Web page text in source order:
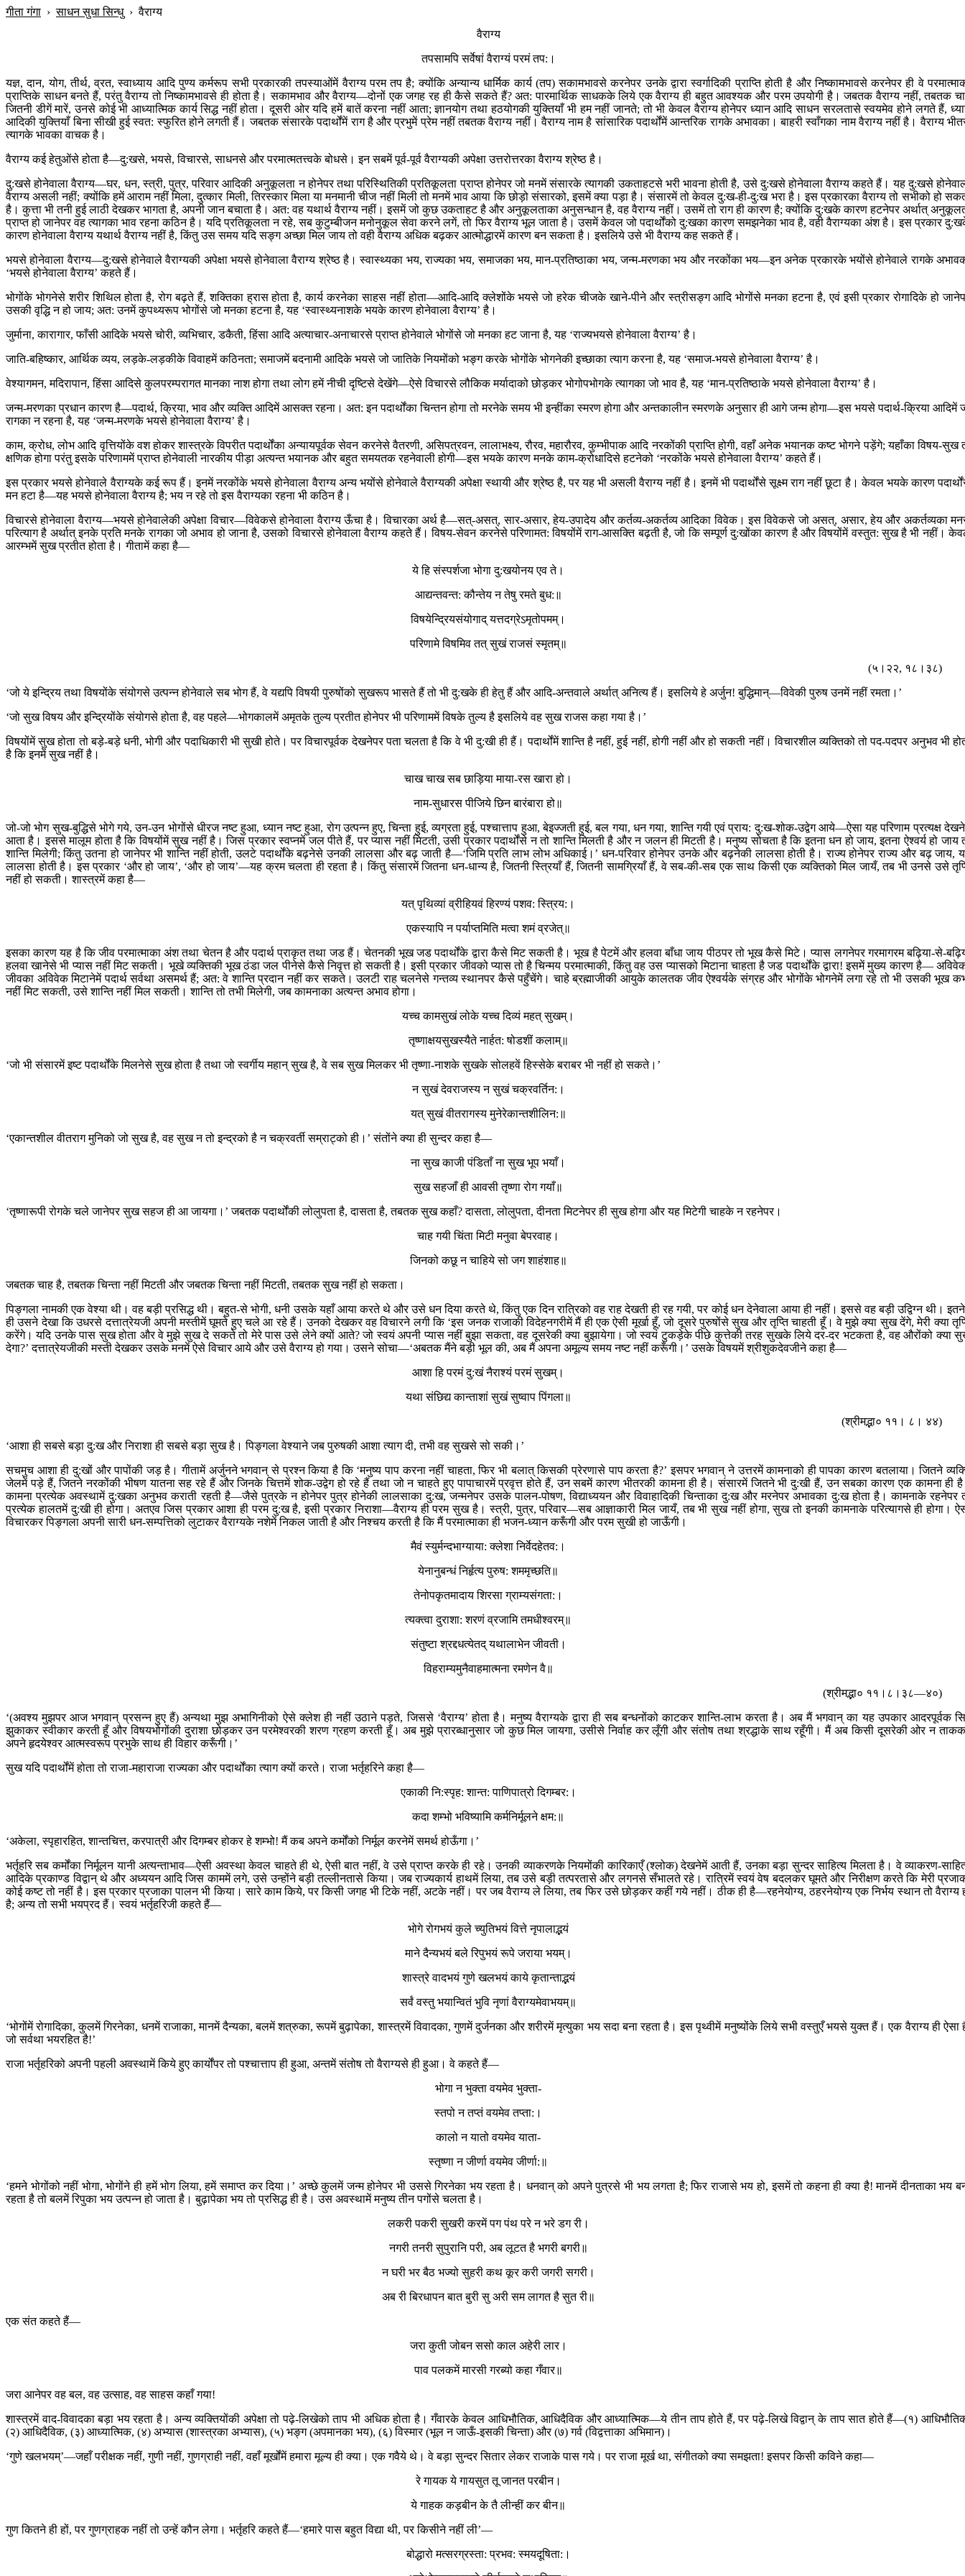
गीता गंगा ›साधन सुधा सिन्धु›वैराग्य
वैराग्य
तपसामपि सर्वेषां वैराग्यं परमं तप:।
यज्ञ, दान, योग, तीर्थ, व्रत, स्वाध्याय आदि पुण्य कर्मरूप सभी प्रकारकी तपस्याओंमें वैराग्य परम तप है; क्योंकि अन्यान्य धार्मिक कार्य (तप) सकामभावसे करनेपर उनके द्वारा स्वर्गादिकी प्राप्ति होती है और निष्कामभावसे करनेपर ही वे
प्राप्तिके साधन बनते हैं, परंतु वैराग्य तो निष्कामभावसे ही होता है। सकामभाव और वैराग्य—दोनों एक जगह रह ही कैसे सकते हैं? अत: पारमार्थिक साधकके लिये एक वैराग्य ही बहुत आवश्यक और परम उपयोगी है। जबतक वैराग्य नहीं, तबतक
जितनी डीगें मारें, उनसे कोई भी आध्यात्मिक कार्य सिद्ध नहीं होता। दूसरी ओर यदि हमें बातें करना नहीं आता; ज्ञानयोग तथा हठयोगकी युक्तियाँ भी हम नहीं जानते; तो भी केवल वैराग्य होनेपर ध्यान आदि साधन सरलतासे स्वयमेव होने लगते हैं,
आदिकी युक्तियाँ बिना सीखी हुई स्वत: स्फुरित होने लगती हैं। जबतक संसारके पदार्थोंमें राग है और प्रभुमें प्रेम नहीं तबतक वैराग्य नहीं। वैराग्य नाम है सांसारिक पदार्थोंमें आन्तरिक रागके अभावका। बाहरी स्वाँगका नाम वैराग्य नहीं है। वैराग्य
त्यागके भावका वाचक है।
वैराग्य कई हेतुओंसे होता है—दु:खसे, भयसे, विचारसे, साधनसे और परमात्मतत्त्वके बोधसे। इन सबमें पूर्व-पूर्व वैराग्यकी अपेक्षा उत्तरोत्तरका वैराग्य श्रेष्ठ है।
दु:खसे होनेवाला वैराग्य—घर, धन, स्त्री, पुत्र, परिवार आदिकी अनुकूलता न होनेपर तथा परिस्थितिकी प्रतिकूलता प्राप्त होनेपर जो मनमें संसारके त्यागकी उकताहटसे भरी भावना होती है, उसे दु:खसे होनेवाला वैराग्य कहते हैं। यह दु:खसे
वैराग्य असली नहीं; क्योंकि हमें आराम नहीं मिला, दुत्कार मिली, तिरस्कार मिला या मनमानी चीज नहीं मिली तो मनमें भाव आया कि छोड़ो संसारको, इसमें क्या पड़ा है। संसारमें तो केवल दु:ख-ही-दु:ख भरा है। इस प्रकारका वैराग्य तो सभीको हो
है। कुत्ता भी तनी हुई लाठी देखकर भागता है, अपनी जान बचाता है। अत: वह यथार्थ वैराग्य नहीं। इसमें जो कुछ उकताहट है और अनुकूलताका अनुसन्धान है, वह वैराग्य नहीं। उसमें तो राग ही कारण है; क्योंकि दु:खके कारण हटनेपर अर्थात्
प्राप्त हो जानेपर वह त्यागका भाव रहना कठिन है। यदि प्रतिकूलता न रहे, सब कुटुम्बीजन मनोनुकूल सेवा करने लगें, तो फिर वैराग्य भूल जाता है। उसमें केवल जो पदार्थोंको दु:खका कारण समझनेका भाव है, वही वैराग्यका अंश है। इस प्रकार
कारण होनेवाला वैराग्य यथार्थ वैराग्य नहीं है, किंतु उस समय यदि सङ्ग अच्छा मिल जाय तो वही वैराग्य अधिक बढ़कर आत्मोद्धारमें कारण बन सकता है। इसलिये उसे भी वैराग्य कह सकते हैं।
भयसे होनेवाला वैराग्य—दु:खसे होनेवाले वैराग्यकी अपेक्षा भयसे होनेवाला वैराग्य श्रेष्ठ है। स्वास्थ्यका भय, राज्यका भय, समाजका भय, मान-प्रतिष्ठाका भय, जन्म-मरणका भय और नरकोंका भय—इन अनेक प्रकारके भयोंसे होनेवाले रागके
‘भयसे होनेवाला वैराग्य’ कहते हैं।
भोगोंके भोगनेसे शरीर शिथिल होता है, रोग बढ़ते हैं, शक्तिका ह्रास होता है, कार्य करनेका साहस नहीं होता—आदि-आदि क्लेशोंके भयसे जो हरेक चीजके खाने-पीने और स्त्रीसङ्ग आदि भोगोंसे मनका हटना है, एवं इसी प्रकार रोगादिके हो
उसकी वृद्धि न हो जाय; अत: उनमें कुपथ्यरूप भोगोंसे जो मनका हटना है, यह ‘स्वास्थ्यनाशके भयके कारण होनेवाला वैराग्य’ है।
जुर्माना, कारागार, फाँसी आदिके भयसे चोरी, व्यभिचार, डकैती, हिंसा आदि अत्याचार-अनाचारसे प्राप्त होनेवाले भोगोंसे जो मनका हट जाना है, यह ‘राज्यभयसे होनेवाला वैराग्य’ है।
जाति-बहिष्कार, आर्थिक व्यय, लड़के-लड़कीके विवाहमें कठिनता; समाजमें बदनामी आदिके भयसे जो जातिके नियमोंको भङ्ग करके भोगोंके भोगनेकी इच्छाका त्याग करना है, यह ‘समाज-भयसे होनेवाला वैराग्य’ है।
वेश्यागमन, मदिरापान, हिंसा आदिसे कुलपरम्परागत मानका नाश होगा तथा लोग हमें नीची दृष्टिसे देखेंगे—ऐसे विचारसे लौकिक मर्यादाको छोड़कर भोगोपभोगके त्यागका जो भाव है, यह ‘मान-प्रतिष्ठाके भयसे होनेवाला वैराग्य’ है।
जन्म-मरणका प्रधान कारण है—पदार्थ, क्रिया, भाव और व्यक्ति आदिमें आसक्त रहना। अत: इन पदार्थोंका चिन्तन होगा तो मरनेके समय भी इन्हींका स्मरण होगा और अन्तकालीन स्मरणके अनुसार ही आगे जन्म होगा—इस भयसे पदार्थ-क्रिया आदिमें
रागका न रहना है, यह ‘जन्म-मरणके भयसे होनेवाला वैराग्य’ है।
काम, क्रोध, लोभ आदि वृत्तियोंके वश होकर शास्त्रके विपरीत पदार्थोंका अन्यायपूर्वक सेवन करनेसे वैतरणी, असिपत्रवन, लालाभक्ष्य, रौरव, महारौरव, कुम्भीपाक आदि नरकोंकी प्राप्ति होगी, वहाँ अनेक भयानक कष्ट भोगने पड़ेंगे; यहाँका विषय-सुख
क्षणिक होगा परंतु इसके परिणाममें प्राप्त होनेवाली नारकीय पीड़ा अत्यन्त भयानक और बहुत समयतक रहनेवाली होगी—इस भयके कारण मनके काम-क्रोधादिसे हटनेको ‘नरकोंके भयसे होनेवाला वैराग्य’ कहते हैं।
इस प्रकार भयसे होनेवाले वैराग्यके कई रूप हैं। इनमें नरकोंके भयसे होनेवाला वैराग्य अन्य भयोंसे होनेवाले वैराग्यकी अपेक्षा स्थायी और श्रेष्ठ है, पर यह भी असली वैराग्य नहीं है। इनमें भी पदार्थोंसे सूक्ष्म राग नहीं छूटा है। केवल भयके कारण
मन हटा है—यह भयसे होनेवाला वैराग्य है; भय न रहे तो इस वैराग्यका रहना भी कठिन है।
विचारसे होनेवाला वैराग्य—भयसे होनेवालेकी अपेक्षा विचार—विवेकसे होनेवाला वैराग्य ऊँचा है। विचारका अर्थ है—सत्-असत्, सार-असार, हेय-उपादेय और कर्तव्य-अकर्तव्य आदिका विवेक। इस विवेकसे जो असत्, असार, हेय और अकर्तव्यका
परित्याग है अर्थात् इनके प्रति मनके रागका जो अभाव हो जाना है, उसको विचारसे होनेवाला वैराग्य कहते हैं। विषय-सेवन करनेसे परिणामत: विषयोंमें राग-आसक्ति बढ़ती है, जो कि सम्पूर्ण दु:खोंका कारण है और विषयोंमें वस्तुत: सुख है भी नहीं।
आरम्भमें सुख प्रतीत होता है। गीतामें कहा है—
ये हि संस्पर्शजा भोगा दु:खयोनय एव ते।
आद्यन्तवन्त: कौन्तेय न तेषु रमते बुध:॥
विषयेन्द्रियसंयोगाद् यत्तदग्रेऽमृतोपमम्।
परिणामे विषमिव तत् सुखं राजसं स्मृतम्॥
(५।२२, १८।३८)
‘जो ये इन्द्रिय तथा विषयोंके संयोगसे उत्पन्न होनेवाले सब भोग हैं, वे यद्यपि विषयी पुरुषोंको सुखरूप भासते हैं तो भी दु:खके ही हेतु हैं और आदि-अन्तवाले अर्थात् अनित्य हैं। इसलिये हे अर्जुन! बुद्धिमान्—विवेकी पुरुष उनमें नहीं रमता।’
‘जो सुख विषय और इन्द्रियोंके संयोगसे होता है, वह पहले—भोगकालमें अमृतके तुल्य प्रतीत होनेपर भी परिणाममें विषके तुल्य है इसलिये वह सुख राजस कहा गया है।’
विषयोंमें सुख होता तो बड़े-बड़े धनी, भोगी और पदाधिकारी भी सुखी होते। पर विचारपूर्वक देखनेपर पता चलता है कि वे भी दु:खी ही हैं। पदार्थोंमें शान्ति है नहीं, हुई नहीं, होगी नहीं और हो सकती नहीं। विचारशील व्यक्तिको तो पद-पदपर अनुभव भी
है कि इनमें सुख नहीं है।
चाख चाख सब छाड़िया माया-रस खारा हो।
नाम-सुधारस पीजिये छिन बारंबारा हो॥
जो-जो भोग सुख-बुद्धिसे भोगे गये, उन-उन भोगोंसे धीरज नष्ट हुआ, ध्यान नष्ट हुआ, रोग उत्पन्न हुए, चिन्ता हुई, व्यग्रता हुई, पश्चात्ताप हुआ, बेइज्जती हुई, बल गया, धन गया, शान्ति गयी एवं प्राय: दु:ख-शोक-उद्वेग आये—ऐसा यह परिणाम प्रत्यक्ष
आता है। इससे मालूम होता है कि विषयोंमें सुख नहीं है। जिस प्रकार स्वप्नमें जल पीते हैं, पर प्यास नहीं मिटती, उसी प्रकार पदार्थोंसे न तो शान्ति मिलती है और न जलन ही मिटती है। मनुष्य सोचता है कि इतना धन हो जाय, इतना ऐश्वर्य हो जाय
शान्ति मिलेगी; किंतु उतना हो जानेपर भी शान्ति नहीं होती, उलटे पदार्थोंके बढ़नेसे उनकी लालसा और बढ़ जाती है—‘जिमि प्रति लाभ लोभ अधिकाई।’ धन-परिवार होनेपर उनके और बढ़नेकी लालसा होती है। राज्य होनेपर राज्य और बढ़ जाय,
लालसा होती है। इस प्रकार ‘और हो जाय’, ‘और हो जाय’—यह क्रम चलता ही रहता है। किंतु संसारमें जितना धन-धान्य है, जितनी स्त्रियाँ हैं, जितनी सामग्रियाँ हैं, वे सब-की-सब एक साथ किसी एक व्यक्तिको मिल जायँ, तब भी उनसे उसे
नहीं हो सकती। शास्त्रमें कहा है—
यत् पृथिव्यां व्रीहियवं हिरण्यं पशव: स्त्रिय:।
एकस्यापि न पर्याप्तमिति मत्वा शमं व्रजेत्॥
इसका कारण यह है कि जीव परमात्माका अंश तथा चेतन है और पदार्थ प्राकृत तथा जड हैं। चेतनकी भूख जड पदार्थोंके द्वारा कैसे मिट सकती है। भूख है पेटमें और हलवा बाँधा जाय पीठपर तो भूख कैसे मिटे। प्यास लगनेपर गरमागरम बढ़िया-से-
हलवा खानेसे भी प्यास नहीं मिट सकती। भूखे व्यक्तिकी भूख ठंडा जल पीनेसे कैसे निवृत्त हो सकती है। इसी प्रकार जीवको प्यास तो है चिन्मय परमात्माकी, किंतु वह उस प्यासको मिटाना चाहता है जड पदार्थोंके द्वारा! इसमें मुख्य कारण है—
जीवका अविवेक मिटानेमें पदार्थ सर्वथा असमर्थ हैं; अत: वे शान्ति प्रदान नहीं कर सकते। उलटी राह चलनेसे गन्तव्य स्थानपर कैसे पहुँचेंगे। चाहे ब्रह्माजीकी आयुके कालतक जीव ऐश्वर्यके संग्रह और भोगोंके भोगनेमें लगा रहे तो भी उसकी भूख
नहीं मिट सकती, उसे शान्ति नहीं मिल सकती। शान्ति तो तभी मिलेगी, जब कामनाका अत्यन्त अभाव होगा।
यच्च कामसुखं लोके यच्च दिव्यं महत् सुखम्।
तृष्णाक्षयसुखस्यैते नार्हत: षोडशीं कलाम्॥
‘जो भी संसारमें इष्ट पदार्थोंके मिलनेसे सुख होता है तथा जो स्वर्गीय महान् सुख है, वे सब सुख मिलकर भी तृष्णा-नाशके सुखके सोलहवें हिस्सेके बराबर भी नहीं हो सकते।’
न सुखं देवराजस्य न सुखं चक्रवर्तिन:।
यत् सुखं वीतरागस्य मुनेरेकान्तशीलिन:॥
‘एकान्तशील वीतराग मुनिको जो सुख है, वह सुख न तो इन्द्रको है न चक्रवर्ती सम्राट्को ही।’ संतोंने क्या ही सुन्दर कहा है—
ना सुख काजी पंडिताँ ना सुख भूप भयाँ।
सुख सहजाँ ही आवसी तृष्णा रोग गयाँ॥
‘तृष्णारूपी रोगके चले जानेपर सुख सहज ही आ जायगा।’ जबतक पदार्थोंकी लोलुपता है, दासता है, तबतक सुख कहाँ? दासता, लोलुपता, दीनता मिटनेपर ही सुख होगा और यह मिटेगी चाहके न रहनेपर।
चाह गयी चिंता मिटी मनुवा बेपरवाह।
जिनको कछू न चाहिये सो जग शाहंशाह॥
जबतक चाह है, तबतक चिन्ता नहीं मिटती और जबतक चिन्ता नहीं मिटती, तबतक सुख नहीं हो सकता।
पिङ्गला नामकी एक वेश्या थी। वह बड़ी प्रसिद्ध थी। बहुत-से भोगी, धनी उसके यहाँ आया करते थे और उसे धन दिया करते थे, किंतु एक दिन रात्रिको वह राह देखती ही रह गयी, पर कोई धन देनेवाला आया ही नहीं। इससे वह बड़ी उद्विग्न थी।
ही उसने देखा कि उधरसे दत्तात्रेयजी अपनी मस्तीमें घूमते हुए चले आ रहे हैं। उनको देखकर वह विचारने लगी कि ‘इस जनक राजाकी विदेहनगरीमें मैं ही एक ऐसी मूर्खा हूँ, जो दूसरे पुरुषोंसे सुख और तृप्ति चाहती हूँ। वे मुझे क्या सुख देंगे, मेरी क्या
करेंगे। यदि उनके पास सुख होता और वे मुझे सुख दे सकते तो मेरे पास उसे लेने क्यों आते? जो स्वयं अपनी प्यास नहीं बुझा सकता, वह दूसरेकी क्या बुझायेगा। जो स्वयं टुकड़ेके पीछे कुत्तेकी तरह सुखके लिये दर-दर भटकता है, वह औरोंको क्या
देगा?’ दत्तात्रेयजीकी मस्ती देखकर उसके मनमें ऐसे विचार आये और उसे वैराग्य हो गया। उसने सोचा—‘अबतक मैंने बड़ी भूल की, अब मैं अपना अमूल्य समय नष्ट नहीं करूँगी।’ उसके विषयमें श्रीशुकदेवजीने कहा है—
आशा हि परमं दु:खं नैराश्यं परमं सुखम्।
यथा संछिद्य कान्ताशां सुखं सुष्वाप पिंगला॥
(श्रीमद्भा० ११। ८। ४४)
‘आशा ही सबसे बड़ा दु:ख और निराशा ही सबसे बड़ा सुख है। पिङ्गला वेश्याने जब पुरुषकी आशा त्याग दी, तभी वह सुखसे सो सकी।’
सचमुच आशा ही दु:खों और पापोंकी जड़ है। गीतामें अर्जुनने भगवान् से प्रश्न किया है कि ‘मनुष्य पाप करना नहीं चाहता, फिर भी बलात् किसकी प्रेरणासे पाप करता है?’ इसपर भगवान् ने उत्तरमें कामनाको ही पापका कारण बतलाया। जितने
जेलमें पड़े हैं, जितने नरकोंकी भीषण यातना सह रहे हैं और जिनके चित्तमें शोक-उद्वेग हो रहे हैं तथा जो न चाहते हुए पापाचारमें प्रवृत्त होते हैं, उन सबमें कारण भीतरकी कामना ही है। संसारमें जितने भी दु:खी हैं, उन सबका कारण एक कामना ही
कामना प्रत्येक अवस्थामें दु:खका अनुभव कराती रहती है—जैसे पुत्रके न होनेपर पुत्र होनेकी लालसाका दु:ख, जन्मनेपर उसके पालन-पोषण, विद्याध्ययन और विवाहादिकी चिन्ताका दु:ख और मरनेपर अभावका दु:ख होता है। कामनाके रहनेपर
प्रत्येक हालतमें दु:खी ही होगा। अतएव जिस प्रकार आशा ही परम दु:ख है, इसी प्रकार निराशा—वैराग्य ही परम सुख है। स्त्री, पुत्र, परिवार—सब आज्ञाकारी मिल जायँ, तब भी सुख नहीं होगा, सुख तो इनकी कामनाके परित्यागसे ही होगा।
विचारकर पिङ्गला अपनी सारी धन-सम्पत्तिको लुटाकर वैराग्यके नशेमें निकल जाती है और निश्चय करती है कि मैं परमात्माका ही भजन-ध्यान करूँगी और परम सुखी हो जाऊँगी।
मैवं स्युर्मन्दभाग्याया: क्लेशा निर्वेदहेतव:।
येनानुबन्धं निर्हृत्य पुरुष: शममृच्छति॥
तेनोपकृतमादाय शिरसा ग्राम्यसंगता:।
त्यक्त्वा दुराशा: शरणं व्रजामि तमधीश्वरम्॥
संतुष्टा श्रद्दधत्येतद् यथालाभेन जीवती।
विहराम्यमुनैवाहमात्मना रमणेन वै॥
(श्रीमद्भा० ११।८।३८—४०)
‘(अवश्य मुझपर आज भगवान् प्रसन्न हुए हैं) अन्यथा मुझ अभागिनीको ऐसे क्लेश ही नहीं उठाने पड़ते, जिससे ‘वैराग्य’ होता है। मनुष्य वैराग्यके द्वारा ही सब बन्धनोंको काटकर शान्ति-लाभ करता है। अब मैं भगवान् का यह उपकार आदरपूर्वक
झुकाकर स्वीकार करती हूँ और विषयभोगोंकी दुराशा छोड़कर उन परमेश्वरकी शरण ग्रहण करती हूँ। अब मुझे प्रारब्धानुसार जो कुछ मिल जायगा, उसीसे निर्वाह कर लूँगी और संतोष तथा श्रद्धाके साथ रहूँगी। मैं अब किसी दूसरेकी ओर न
अपने हृदयेश्वर आत्मस्वरूप प्रभुके साथ ही विहार करूँगी।’
सुख यदि पदार्थोंमें होता तो राजा-महाराजा राज्यका और पदार्थोंका त्याग क्यों करते। राजा भर्तृहरिने कहा है—
एकाकी नि:स्पृह: शान्त: पाणिपात्रो दिगम्बर:।
कदा शम्भो भविष्यामि कर्मनिर्मूलने क्षम:॥
‘अकेला, स्पृहारहित, शान्तचित्त, करपात्री और दिगम्बर होकर हे शम्भो! मैं कब अपने कर्मोंको निर्मूल करनेमें समर्थ होऊँगा।’
भर्तृहरि सब कर्मोंका निर्मूलन यानी अत्यन्ताभाव—ऐसी अवस्था केवल चाहते ही थे, ऐसी बात नहीं, वे उसे प्राप्त करके ही रहे। उनकी व्याकरणके नियमोंकी कारिकाएँ (श्लोक) देखनेमें आती हैं, उनका बड़ा सुन्दर साहित्य मिलता है। वे व्याकरण-
आदिके प्रकाण्ड विद्वान् थे और अध्ययन आदि जिस काममें लगे, उसे उन्होंने बड़ी तल्लीनतासे किया। जब राज्यकार्य हाथमें लिया, तब उसे बड़ी तत्परतासे और लगनसे सँभालते रहे। रात्रिमें स्वयं वेष बदलकर घूमते और निरीक्षण करते कि मेरी
कोई कष्ट तो नहीं है। इस प्रकार प्रजाका पालन भी किया। सारे काम किये, पर किसी जगह भी टिके नहीं, अटके नहीं। पर जब वैराग्य ले लिया, तब फिर उसे छोड़कर कहीं गये नहीं। ठीक ही है—रहनेयोग्य, ठहरनेयोग्य एक निर्भय स्थान तो वैराग्य
है; अन्य तो सभी भयप्रद हैं। स्वयं भर्तृहरिजी कहते हैं—
भोगे रोगभयं कुले च्युतिभयं वित्ते नृपालाद्भयं
माने दैन्यभयं बले रिपुभयं रूपे जराया भयम्।
शास्त्रे वादभयं गुणे खलभयं काये कृतान्ताद्भयं
सर्वं वस्तु भयान्वितं भुवि नृणां वैराग्यमेवाभयम्॥
‘भोगोंमें रोगादिका, कुलमें गिरनेका, धनमें राजाका, मानमें दैन्यका, बलमें शत्रुका, रूपमें बुढ़ापेका, शास्त्रमें विवादका, गुणमें दुर्जनका और शरीरमें मृत्युका भय सदा बना रहता है। इस पृथ्वीमें मनुष्योंके लिये सभी वस्तुएँ भयसे युक्त हैं। एक वैराग्य ही ऐसा
जो सर्वथा भयरहित है!’
राजा भर्तृहरिको अपनी पहली अवस्थामें किये हुए कार्योंपर तो पश्चात्ताप ही हुआ, अन्तमें संतोष तो वैराग्यसे ही हुआ। वे कहते हैं—
भोगा न भुक्ता वयमेव भुक्ता-
स्तपो न तप्तं वयमेव तप्ता:।
कालो न यातो वयमेव याता-
स्तृष्णा न जीर्णा वयमेव जीर्णा:॥
‘हमने भोगोंको नहीं भोगा, भोगोंने ही हमें भोग लिया, हमें समाप्त कर दिया।’ अच्छे कुलमें जन्म होनेपर भी उससे गिरनेका भय रहता है। धनवान् को अपने पुत्रसे भी भय लगता है; फिर राजासे भय हो, इसमें तो कहना ही क्या है! मानमें दीनताका भय
रहता है तो बलमें रिपुका भय उत्पन्न हो जाता है। बुढ़ापेका भय तो प्रसिद्ध ही है। उस अवस्थामें मनुष्य तीन पगोंसे चलता है।
लकरी पकरी सुखरी करमें पग पंथ परे न भरे डग री।
नगरी तनरी सुपुरानि परी, अब लूटत है भगरी बगरी॥
न घरी भर बैठ भज्यो सुहरी कथ कूर करी जगरी सगरी।
अब री बिरधापन बात बुरी सु अरी सम लागत है सुत री॥
एक संत कहते हैं—
जरा कुती जोबन ससो काल अहेरी लार।
पाव पलकमें मारसी गरब्यो कहा गँवार॥
जरा आनेपर वह बल, वह उत्साह, वह साहस कहाँ गया!
शास्त्रमें वाद-विवादका बड़ा भय रहता है। अन्य व्यक्तियोंकी अपेक्षा तो पढ़े-लिखेको ताप भी अधिक होता है। गँवारके केवल आधिभौतिक, आधिदैविक और आध्यात्मिक—ये तीन ताप होते हैं, पर पढ़े-लिखे विद्वान् के ताप सात होते हैं—(१)
(२) आधिदैविक, (३) आध्यात्मिक, (४) अभ्यास (शास्त्रका अभ्यास), (५) भङ्ग (अपमानका भय), (६) विस्मार (भूल न जाऊँ-इसकी चिन्ता) और (७) गर्व (विद्वत्ताका अभिमान)।
‘गुणे खलभयम्’—जहाँ परीक्षक नहीं, गुणी नहीं, गुणग्राही नहीं, वहाँ मूर्खोंमें हमारा मूल्य ही क्या। एक गवैये थे। वे बड़ा सुन्दर सितार लेकर राजाके पास गये। पर राजा मूर्ख था, संगीतको क्या समझता! इसपर किसी कविने कहा—
रे गायक ये गायसुत तू जानत परबीन।
ये गाहक कड़बीन के तै लीन्हीं कर बीन॥
गुण कितने ही हों, पर गुणग्राहक नहीं तो उन्हें कौन लेगा। भर्तृहरि कहते हैं—‘हमारे पास बहुत विद्या थी, पर किसीने नहीं ली’—
बोद्धारो मत्सरग्रस्ता: प्रभव: स्मयदूषिता:।